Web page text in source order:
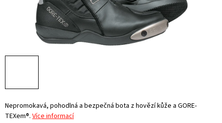
Nepromokavá, pohodlná a bezpečná bota z hovězí kůže a GORE-
TEXem®. Více informací